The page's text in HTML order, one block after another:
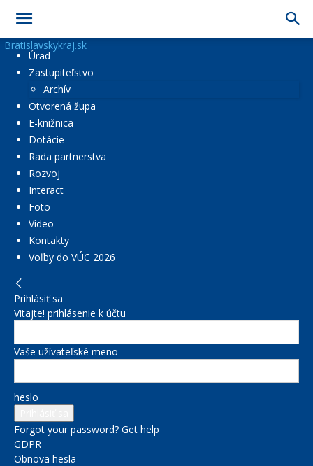
Bratislavskykraj.sk
Úrad
Zastupiteľstvo
Archív
Otvorená župa
E-knižnica
Dotácie
Rada partnerstva
Rozvoj
Interact
Foto
Video
Kontakty
Voľby do VÚC 2026
Prihlásiť sa
Vitajte! prihlásenie k účtu
Vaše užívateľské meno
heslo
Forgot your password? Get help
GDPR
Obnova hesla